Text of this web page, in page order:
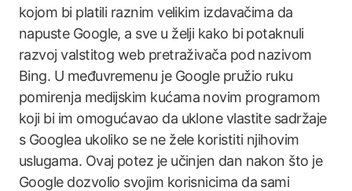
kojom bi platili raznim velikim izdavačima da
napuste Google, a sve u želji kako bi potaknuli
razvoj valstitog web pretraživača pod nazivom
Bing. U međuvremenu je Google pružio ruku
pomirenja medijskim kućama novim programom
koji bi im omogućavao da uklone vlastite sadržaje
s Googlea ukoliko se ne žele koristiti njihovim
uslugama. Ovaj potez je učinjen dan nakon što je
Google dozvolio svojim korisnicima da sami